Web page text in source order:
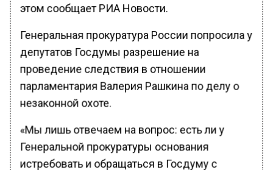
этом сообщает РИА Новости.
Генеральная прокуратура России попросила у
депутатов Госдумы разрешение на
проведение следствия в отношении
парламентария Валерия Рашкина по делу о
незаконной охоте.
«Мы лишь отвечаем на вопрос: есть ли у
Генеральной прокуратуры основания
истребовать и обращаться в Госдуму с